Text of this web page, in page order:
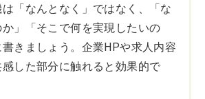
「なんとなく」ではなく、「な
」「そこで何を実現したいの
きましょう。企業HPや求人内容
した部分に触れると効果的で